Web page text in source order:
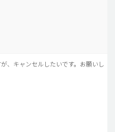
、キャンセルしたいです。お願いし